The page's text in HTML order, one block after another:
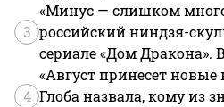
3
«Минус — слишком
российский ниндзя-
сериале «Дом Дракона».
4
«Август принесет
Глоба назвала, кому из